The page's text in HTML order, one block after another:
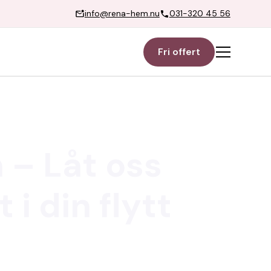
info@rena-hem.nu 031-320 45 56
Fri offert